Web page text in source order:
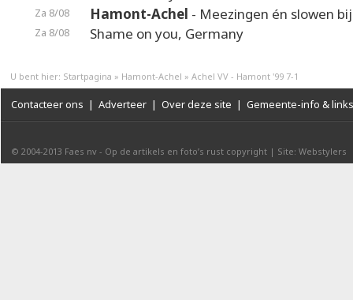
Za 8/08 Hamont-Achel - Meezingen én slowen
Za 8/08 Shame on you, Germany
U bent hier: Startpagina » Hamont-Achel » Achel VV - Hamont '99 7-1
Contacteer ons | Adverteer | Over deze site | Gemeente-info & links
© 2004-2013 Faes nv - Op de artikels en foto’s rust copyright | Site: Webstylers